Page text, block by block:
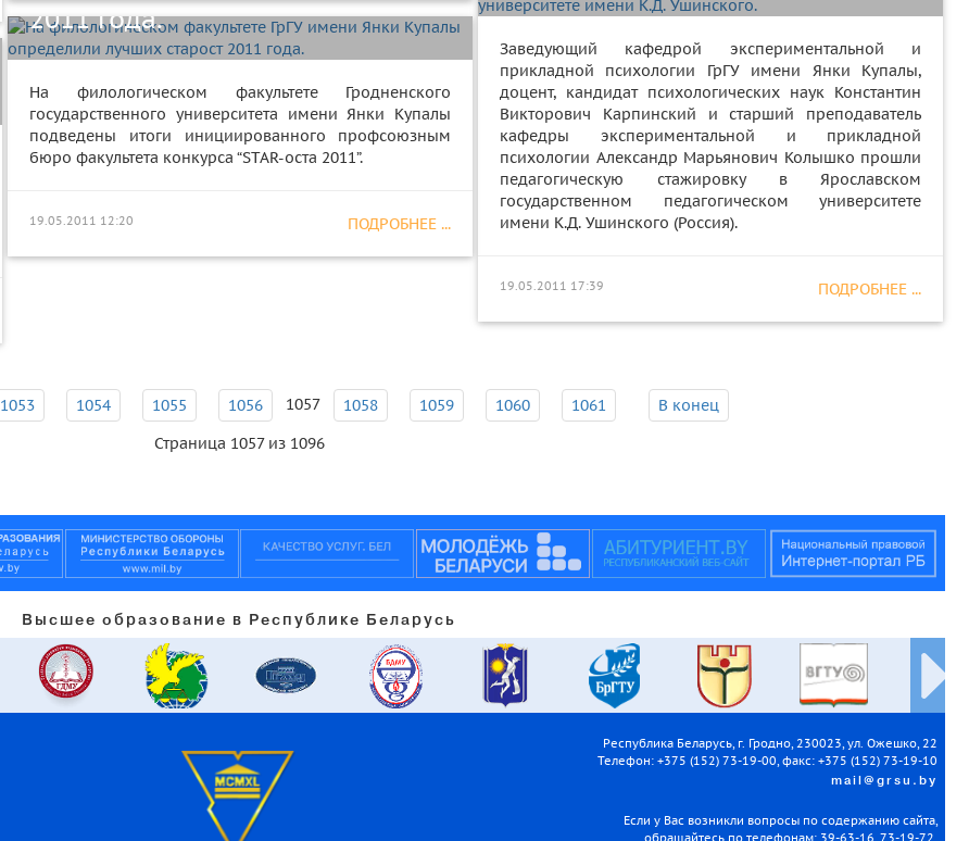
Заведующий кафедрой экспериментальной и
прикладной психологии ГрГУ имени Янки Купалы,
доцент, кандидат психологических наук Константин
Викторович Карпинский и старший преподаватель
кафедры экспериментальной и прикладной
психологии Александр Марьянович Колышко прошли
педагогическую стажировку в Ярославском
государственном педагогическом университете
имени К.Д. Ушинского (Россия).
ПОДРОБНЕЕ ...
19.05.2011 17:39
2011 года.
На филологическом факультете Гродненского
государственного университета имени Янки Купалы
подведены итоги инициированного профсоюзным
бюро факультета конкурса “STAR-оста 2011”.
ПОДРОБНЕЕ ...
19.05.2011 12:20
1053 1054 1055 1056 1057 1058 1059 1060 1061
В конец
Страница 1057 из 1096
Высшее образование в Республике Беларусь
Республика Беларусь, г. Гродно, 230023, ул. Ожешко, 22
Телефон: +375 (152) 73-19-00, факс: +375 (152) 73-19-10
mail@grsu.by
Если у Вас возникли вопросы по содержанию сайта,
обращайтесь по телефонам: 39-63-16, 73-19-72.